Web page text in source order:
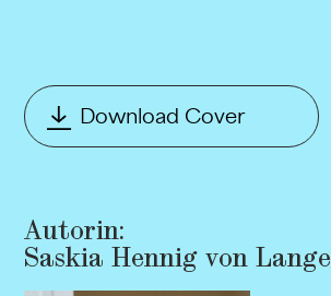
Download Cover
Autorin:
Saskia Hennig von Lange